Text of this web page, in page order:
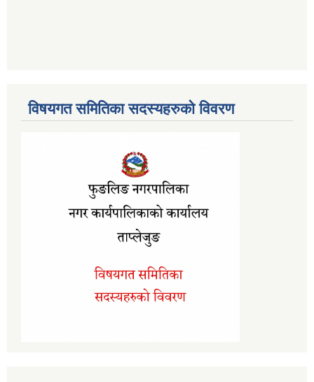
विषयगत समितिका सदस्यहरुको विवरण